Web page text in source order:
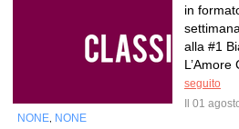
in
alla #1
L’Amore
seguito
Il 01
NONE NONE